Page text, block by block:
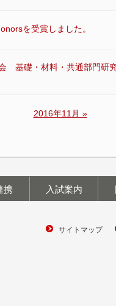
を受賞しました。
基礎・材料・共通部門研
2016年11月 »
携 入試案内
サイトマップ